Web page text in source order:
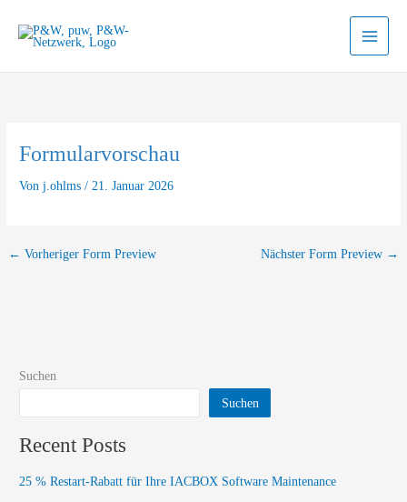
Inhalt
springen
Formularvorschau
Vonj.ohlms/21. Januar 2026
← Vorheriger Form Preview Nächster Form Preview →
Suchen
Suchen
Recent Posts
25 % Restart-Rabatt für Ihre IACBOX Software Maintenance